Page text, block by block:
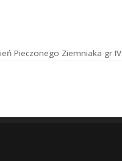
Pieczonego Ziemniaka gr IV